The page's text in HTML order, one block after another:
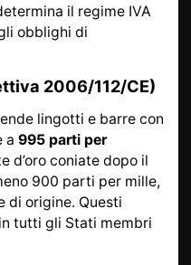
il regime IVA
obblighi di
2006/112/CE)
lingotti e barre con
a 995 parti per
d’oro coniate dopo il
900 parti per mille,
di origine. Questi
in tutti gli Stati membri